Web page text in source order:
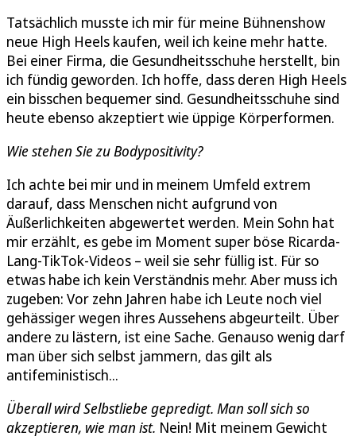
Tatsächlich musste ich mir für meine Bühnenshow
neue High Heels kaufen, weil ich keine mehr hatte.
Bei einer Firma, die Gesundheitsschuhe herstellt, bin
ich fündig geworden. Ich hoffe, dass deren High Heels
ein bisschen bequemer sind. Gesundheitsschuhe sind
heute ebenso akzeptiert wie üppige Körperformen.
Wie stehen Sie zu Bodypositivity?
Ich achte bei mir und in meinem Umfeld extrem
darauf, dass Menschen nicht aufgrund von
Äußerlichkeiten abgewertet werden. Mein Sohn hat
mir erzählt, es gebe im Moment super böse Ricarda-
Lang-TikTok-Videos – weil sie sehr füllig ist. Für so
etwas habe ich kein Verständnis mehr. Aber muss ich
zugeben: Vor zehn Jahren habe ich Leute noch viel
gehässiger wegen ihres Aussehens abgeurteilt. Über
andere zu lästern, ist eine Sache. Genauso wenig darf
man über sich selbst jammern, das gilt als
antifeministisch...
Überall wird Selbstliebe gepredigt. Man soll sich so
akzeptieren, wie man ist. Nein! Mit meinem Gewicht